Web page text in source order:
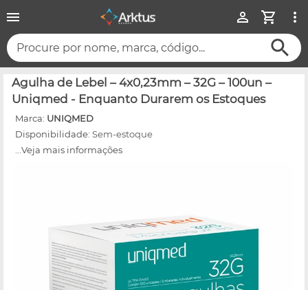
Procure por nome, marca, código...
Agulha de Lebel – 4x0,23mm – 32G – 100un –
Uniqmed - Enquanto Durarem os Estoques
Marca: UNIQMED
Disponibilidade: Sem-estoque
...Veja mais informações